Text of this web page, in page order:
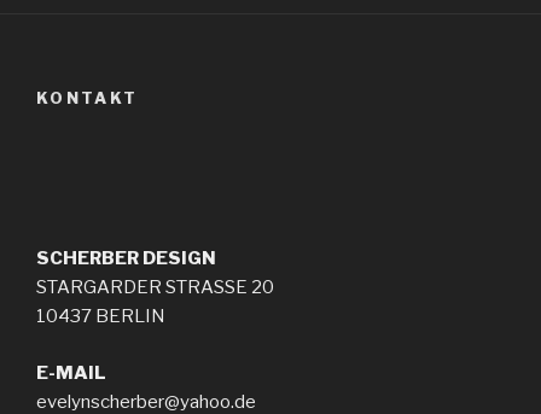
KONTAKT
SCHERBER DESIGN
STARGARDER STRASSE 20
10437 BERLIN
E-MAIL
evelynscherber@yahoo.de